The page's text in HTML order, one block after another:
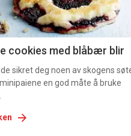
cookies med blåbær blir
sikret deg noen av skogens
en god måte å bruke